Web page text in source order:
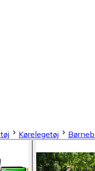
Kørelegetøj